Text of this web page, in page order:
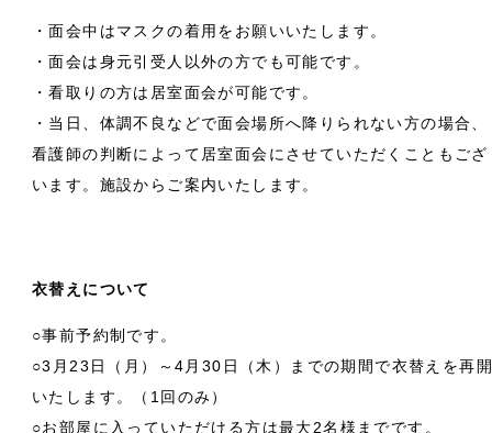
・面会中はマスクの着用をお願いいたします。
・面会は身元引受人以外の方でも可能です。
・看取りの方は居室面会が可能です。
・当日、体調不良などで面会場所へ降りられない方の場合、
看護師の判断によって居室面会にさせていただくこともござ
います。施設からご案内いたします。
衣替えについて
○事前予約制です。
○3月23日（月）～4月30日（木）までの期間で衣替えを再開
いたします。（1回のみ）
○お部屋に入っていただける方は最大2名様までです。